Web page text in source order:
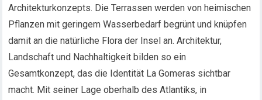
Architekturkonzepts. Die Terrassen werden von heimischen
Pflanzen mit geringem Wasserbedarf begrünt und knüpfen
damit an die natürliche Flora der Insel an. Architektur,
Landschaft und Nachhaltigkeit bilden so ein
Gesamtkonzept, das die Identität La Gomeras sichtbar
macht. Mit seiner Lage oberhalb des Atlantiks, in